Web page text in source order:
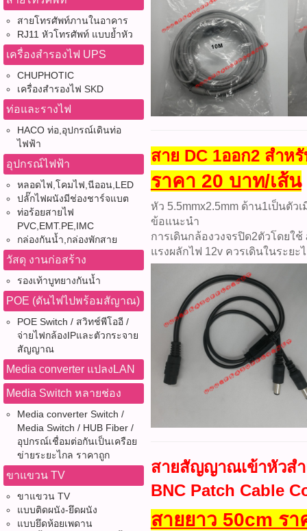
สายโทรศัพท์ภานในอาคาร
RJ11 หัวโทรศัพท์ แบบย้ำหัว
เครื่องสำรองไฟ UPS
CHUPHOTIC
เครื่องสำรองไฟ SKD
ท่อและรางไฟ
HACO ท่อ,อุปกรณ์เดินท่อ
ไฟฟ้า
อุปกรณ์ไฟฟ้า
หลอดไฟ,โคมไฟ,นีออน,LED
ปลั๊กไฟผนังมีช่องชาร์จแบต
ท่อร้อยสายไฟ
PVC,EMT.PE,IMC
กล่องกันน้ำ,กล่องพักสาย
วัสดุ งานก่อสร้าง
รองเท้าบูทยางกันน้ำ
POE (ดันไฟไปพร้อมสัญาณ)
POE Switch / สวิทช์พีโออี /
จ่ายไฟกล้องIPและตัวกระจาย
สัญญาณ
Media converter แปลงLAN
Media Switch หลายช่อง
Media converter Switch /
Media Switch / HUB Fiber /
อุปกรณ์เชื่อมต่อกันเป็นเครือย
ข่ายระยะไกล ราคาถูก
ขาแขวน TV
ขาแขวน TV
แบบติดผนัง-ยึดผนัง
แบบยึดห้อยเพดาน
สาย DC 1ออก2 สำห
ราคา 20 บาท/เส้น
หัว 5.5mmx2.5mm ด้าน1เป็นตัว
ข้อแนะนำ
การเดินกล้องวงจรปิด2ตัวโดยใช้
แรงผลักไฟ 12v ควรเดินในระยะ
สายสัญญาณเข้าหัวสำ
BNC Patch Cable
สายยาว 50cm ร